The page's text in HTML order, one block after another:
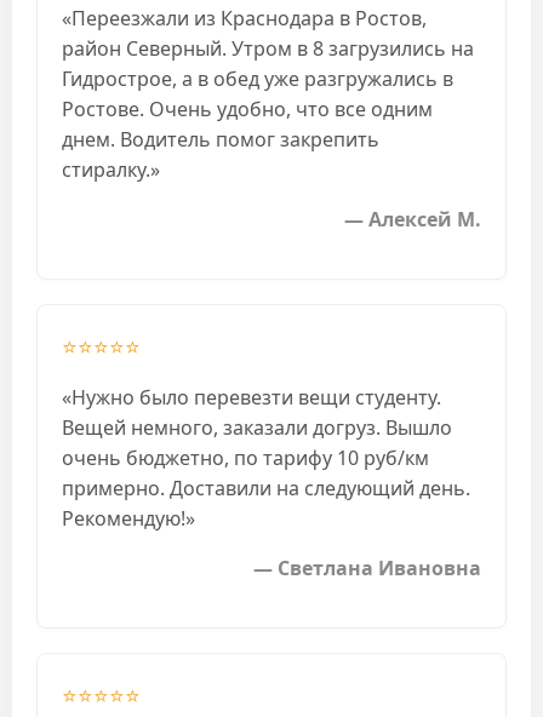
«Переезжали из Краснодара в Ростов,
район Северный. Утром в 8 загрузились на
Гидрострое, а в обед уже разгружались в
Ростове. Очень удобно, что все одним
днем. Водитель помог закрепить
стиралку.»
— Алексей М.
⭐⭐⭐⭐⭐
«Нужно было перевезти вещи студенту.
Вещей немного, заказали догруз. Вышло
очень бюджетно, по тарифу 10 руб/км
примерно. Доставили на следующий день.
Рекомендую!»
— Светлана Ивановна
⭐⭐⭐⭐⭐